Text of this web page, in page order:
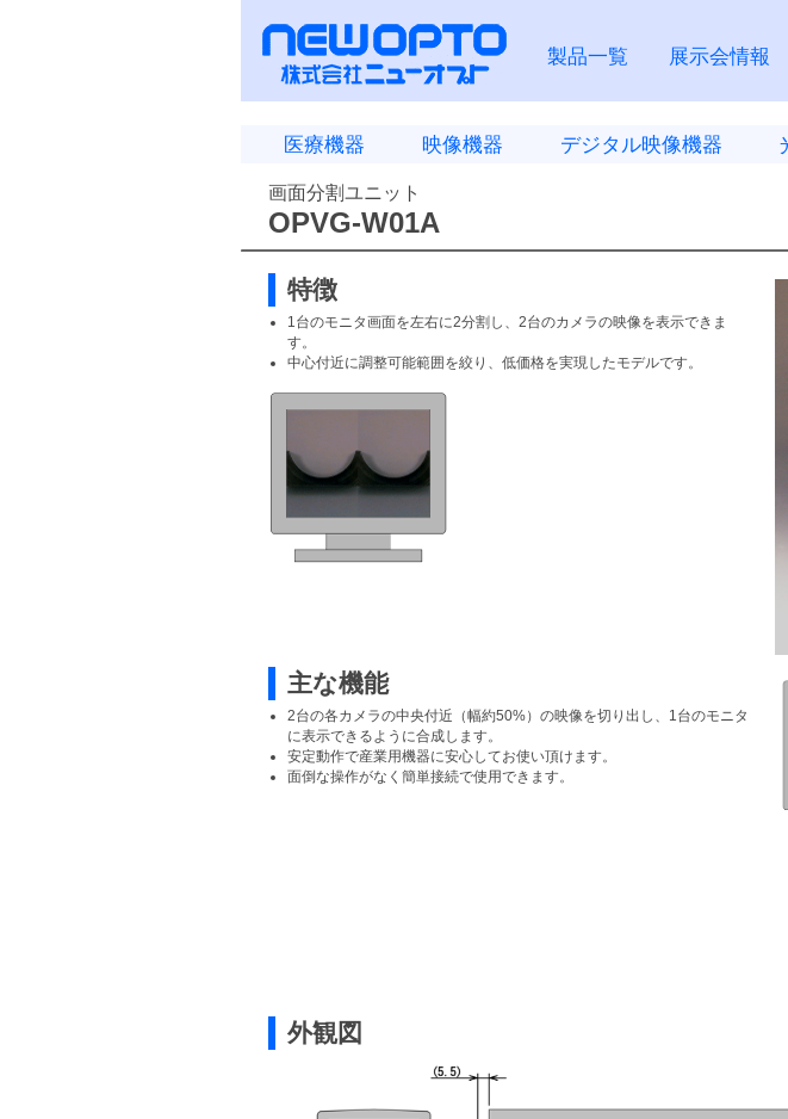
製品一覧 展示会情報
医療機器 映像機器 デジタル映像機器
画面分割ユニット
OPVG-W01A
特徴
1台のモニタ画面を左右に2分割し、2台のカメラの映像を表示できま
す。
中心付近に調整可能範囲を絞り、低価格を実現したモデルです。
主な機能
2台の各カメラの中央付近（幅約50%）の映像を切り出し、1台のモニタ
に表示できるように合成します。
安定動作で産業用機器に安心してお使い頂けます。
面倒な操作がなく簡単接続で使用できます。
外観図